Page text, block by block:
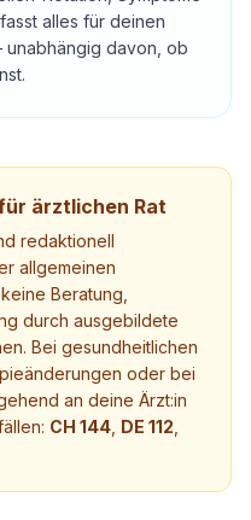
alles für deinen
unabhängig davon, ob
ärztlichen Rat
redaktionell
allgemeinen
Beratung,
durch ausgebildete
Bei gesundheitlichen
oder bei
an deine Ärzt:in
CH 144 DE 112